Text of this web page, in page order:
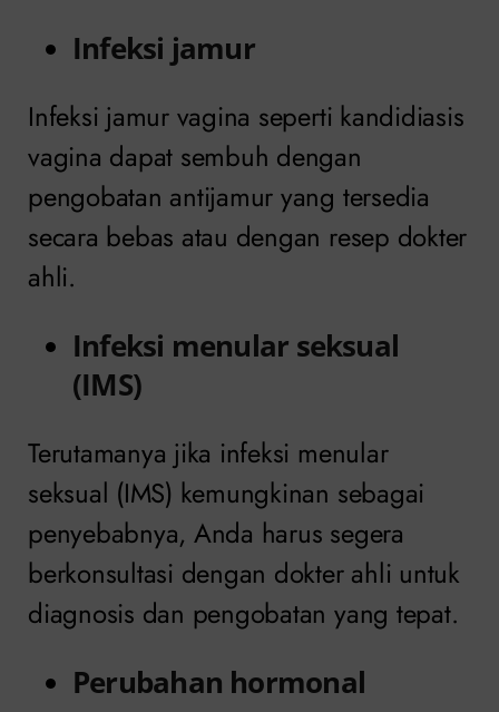
Infeksi jamur
Infeksi jamur vagina seperti kandidiasis
vagina dapat sembuh dengan
pengobatan antijamur yang tersedia
secara bebas atau dengan resep dokter
ahli.
Infeksi menular seksual
(IMS)
Terutamanya jika infeksi menular
seksual (IMS) kemungkinan sebagai
penyebabnya, Anda harus segera
berkonsultasi dengan dokter ahli untuk
diagnosis dan pengobatan yang tepat.
Perubahan hormonal